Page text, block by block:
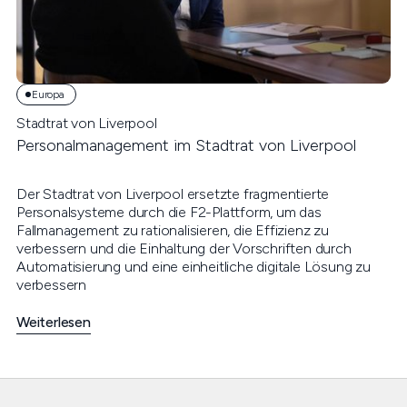
Europa
Stadtrat von Liverpool
Personalmanagement im Stadtrat von Liverpool
Der Stadtrat von Liverpool ersetzte fragmentierte
Personalsysteme durch die F2-Plattform, um das
Fallmanagement zu rationalisieren, die Effizienz zu
verbessern und die Einhaltung der Vorschriften durch
Automatisierung und eine einheitliche digitale Lösung zu
verbessern
Weiterlesen